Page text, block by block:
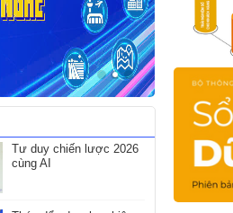
pháp đánh giá, xếp loại
Tư duy chiến lược 2026
cùng AI